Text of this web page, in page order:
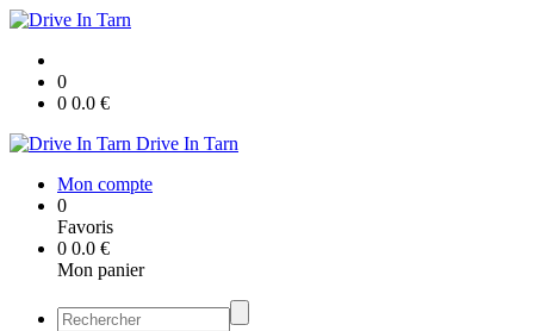
0
0 0.0 €
Drive In Tarn
Mon compte
0
Favoris
0 0.0 €
Mon panier